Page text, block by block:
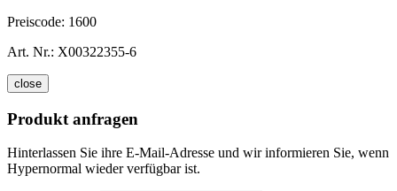
Preiscode: 1600
Art. Nr.: X00322355-6
close
Produkt anfragen
Hinterlassen Sie ihre E-Mail-Adresse und wir informieren Sie, wenn
Hypernormal wieder verfügbar ist.